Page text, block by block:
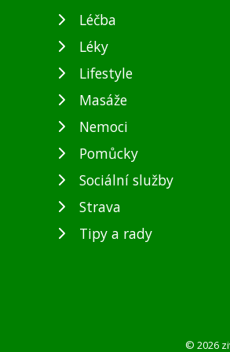
Léčba
Léky
Lifestyle
Masáže
Nemoci
Pomůcky
Sociální služby
Strava
Tipy a rady
© 2026